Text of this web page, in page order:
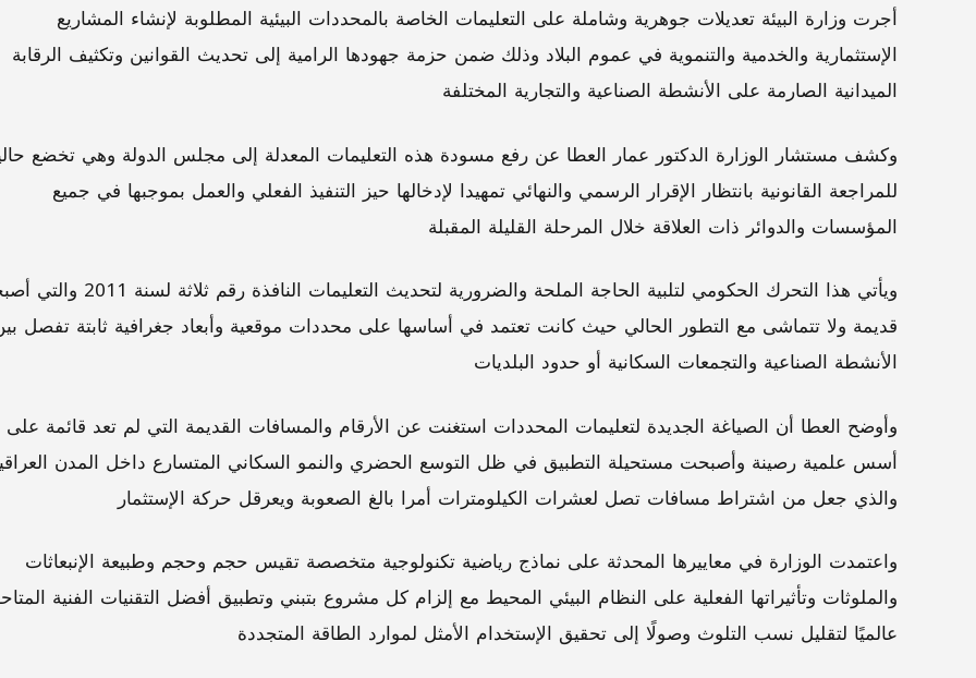
أجرت وزارة البيئة تعديلات جوهرية وشاملة على التعليمات الخاصة بالمحددات البيئية المطلوبة لإنشاء المشاريع
الإستثمارية والخدمية والتنموية في عموم البلاد وذلك ضمن حزمة جهودها الرامية إلى تحديث القوانين وتكثيف الرقابة
الميدانية الصارمة على الأنشطة الصناعية والتجارية المختلفة
وكشف مستشار الوزارة الدكتور عمار العطا عن رفع مسودة هذه التعليمات المعدلة إلى مجلس الدولة وهي تخضع
للمراجعة القانونية بانتظار الإقرار الرسمي والنهائي تمهيدا لإدخالها حيز التنفيذ الفعلي والعمل بموجبها في جميع
المؤسسات والدوائر ذات العلاقة خلال المرحلة القليلة المقبلة
ويأتي هذا التحرك الحكومي لتلبية الحاجة الملحة والضرورية لتحديث التعليمات
قديمة ولا تتماشى مع التطور الحالي حيث كانت تعتمد في أساسها على محددات موقعية وأبعاد جغرافية ثابتة تفصل
الأنشطة الصناعية والتجمعات السكانية أو حدود البلديات
وأوضح العطا أن الصياغة الجديدة لتعليمات المحددات استغنت عن الأرقام والمسافات القديمة التي لم تعد قائمة على
أسس علمية رصينة وأصبحت مستحيلة التطبيق في ظل التوسع الحضري والنمو السكاني المتسارع داخل المدن
والذي جعل من اشتراط مسافات تصل لعشرات الكيلومترات أمرا بالغ الصعوبة ويعرقل حركة الإستثمار
واعتمدت الوزارة في معاييرها المحدثة على نماذج رياضية تكنولوجية متخصصة تقيس حجم وحجم وطبيعة الإنبعاثات
والملوثات وتأثيراتها الفعلية على النظام البيئي المحيط مع إلزام كل مشروع بتبني وتطبيق أفضل التقنيات الفنية
عالميًا لتقليل نسب التلوث وصولًا إلى تحقيق الإستخدام الأمثل لموارد الطاقة المتجددة